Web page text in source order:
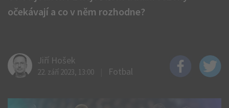
očekávají a co v něm rozhodne?
Jiří Hošek
22. září 2023, 13:00 Fotbal